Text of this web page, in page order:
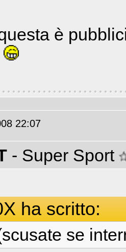
è
22:07
- Super Sport
ha scritto:
se